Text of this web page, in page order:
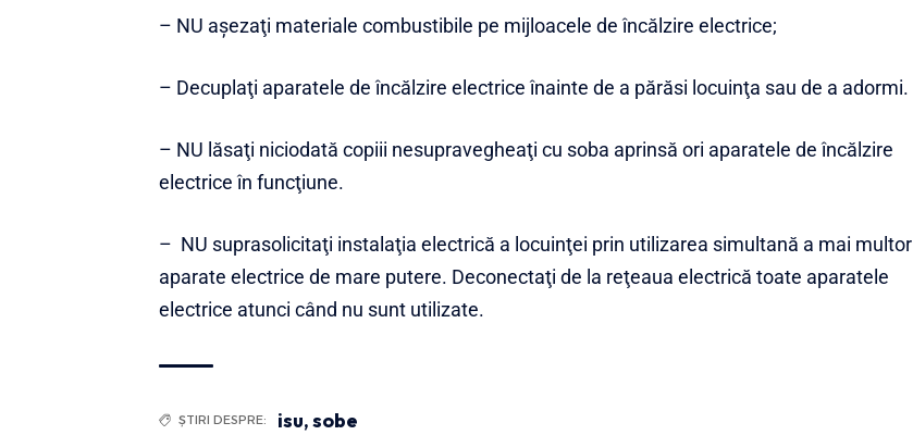
– NU aşezaţi materiale combustibile pe mijloacele de încălzire electrice;
– Decuplaţi aparatele de încălzire electrice înainte de a părăsi locuinţa sau de a adormi.
– NU lăsaţi niciodată copiii nesupravegheaţi cu soba aprinsă ori aparatele de încălzire
electrice în funcţiune.
– NU suprasolicitaţi instalaţia electrică a locuinţei prin utilizarea simultană a mai multor
aparate electrice de mare putere. Deconectaţi de la reţeaua electrică toate aparatele
electrice atunci când nu sunt utilizate.
ȘTIRI DESPRE: isu,sobe